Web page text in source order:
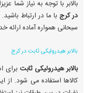
بالابر با توجه به نیاز شما
در کرج با ما در ارتباط
سبحانی همواره آماده
بالابر هیدرولیکی ثابت در کرج
بالابر هیدرولیکی ثابت برای
کالاها استفاده می شود. از